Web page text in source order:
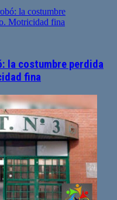
la costumbre perdida
fina